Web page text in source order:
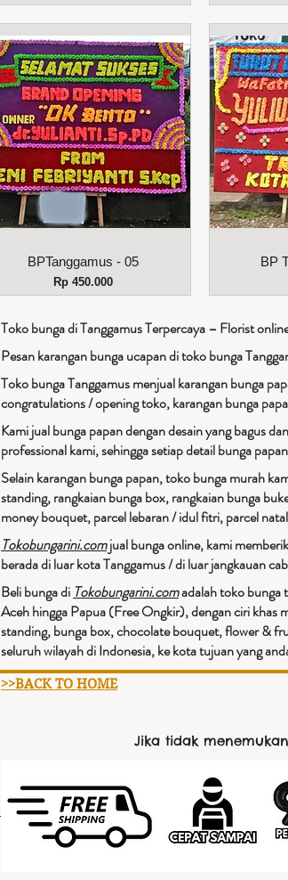
Tampilan Cepat
BPTanggamus - 05
Harga
Rp 450.000
BP
Toko bunga di Tanggamus Terpercaya – Florist
Pesan karangan bunga ucapan di toko bunga
Toko bunga Tanggamus menjual karangan bunga
congratulations / opening toko, karangan bunga
Kami jual bunga papan dengan desain yang bagus
professional kami, sehingga setiap detail bunga
Selain karangan bunga papan, toko bunga murah
standing, rangkaian bunga box, rangkaian bunga
money bouquet, parcel lebaran / idul fitri, parcel
Tokobungarini.comjual bunga online, kami
berada di luar kota Tanggamus / di luar jangkauan
Beli bunga di Tokobungarini.comadalah toko bunga
Aceh hingga Papua (Free Ongkir), dengan ciri khas
standing, bunga box, chocolate bouquet, flower &
seluruh wilayah di Indonesia, ke kota tujuan yang
>>BACK TO HOME
Jika tidak